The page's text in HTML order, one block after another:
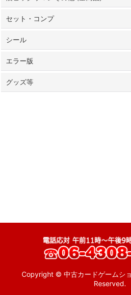
セット・コンプ
シール
エラー版
グッズ等
Copyright © 中古カードゲームシ
Reserved.